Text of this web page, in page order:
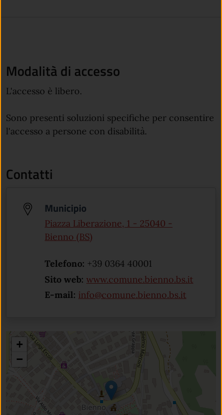
Modalità di accesso
L'accesso è libero.
Sono presenti soluzioni specifiche per consentire
l'accesso a persone con disabilità.
Contatti
Municipio
Piazza Liberazione, 1 - 25040 -
Bienno (BS)
Telefono: +39 0364 40001
Sito web: www.comune.bienno.bs.it
E-mail: info@comune.bienno.bs.it
+
−